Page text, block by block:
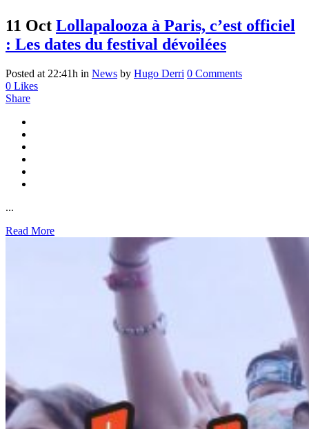
11 Oct Lollapalooza à Paris, c’est officiel
: Les dates du festival dévoilées
Posted at 22:41h in News by Hugo Derri 0 Comments
0 Likes
Share
...
Read More